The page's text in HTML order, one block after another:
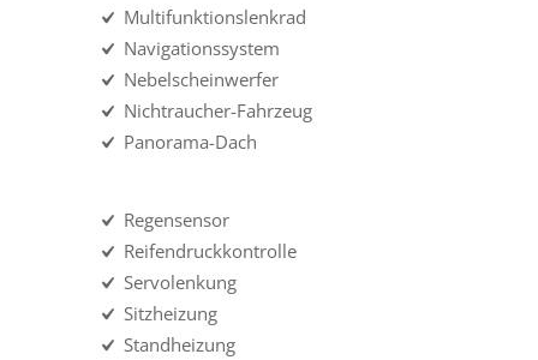
Multifunktionslenkrad
Navigationssystem
Nebelscheinwerfer
Nichtraucher-Fahrzeug
Panorama-Dach
Regensensor
Reifendruckkontrolle
Servolenkung
Sitzheizung
Standheizung